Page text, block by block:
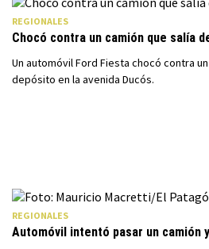
REGIONALES
Chocó contra un camión que salía
Un automóvil Ford Fiesta chocó contra
depósito en la avenida Ducós.
REGIONALES
Automóvil intentó pasar un camión